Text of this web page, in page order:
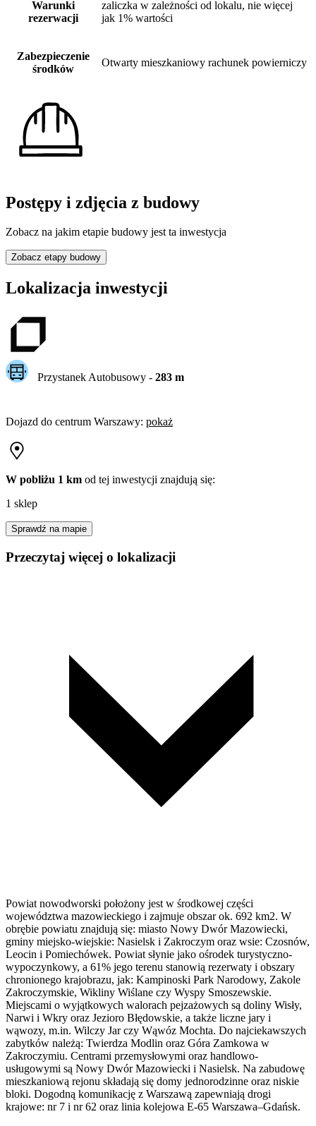
Warunki
rezerwacji
zaliczka w zależności od lokalu, nie więcej
jak 1% wartości
Zabezpieczenie
środków
Otwarty mieszkaniowy rachunek powierniczy
Postępy i zdjęcia z budowy
Zobacz na jakim etapie budowy jest ta inwestycja
Zobacz etapy budowy
Lokalizacja inwestycji
Przystanek Autobusowy - 283m
Dojazd do centrum Warszawy: pokaż
W pobliżu 1 km od tej inwestycji znajdują się:
1 sklep
Sprawdź na mapie
Przeczytaj więcej o lokalizacji
Powiat nowodworski położony jest w środkowej części
województwa mazowieckiego i zajmuje obszar ok. 692 km2. W
obrębie powiatu znajdują się: miasto Nowy Dwór Mazowiecki,
gminy miejsko-wiejskie: Nasielsk i Zakroczym oraz wsie: Czosnów,
Leocin i Pomiechówek. Powiat słynie jako ośrodek turystyczno-
wypoczynkowy, a 61% jego terenu stanowią rezerwaty i obszary
chronionego krajobrazu, jak: Kampinoski Park Narodowy, Zakole
Zakroczymskie, Wikliny Wiślane czy Wyspy Smoszewskie.
Miejscami o wyjątkowych walorach pejzażowych są doliny Wisły,
Narwi i Wkry oraz Jezioro Błędowskie, a także liczne jary i
wąwozy, m.in. Wilczy Jar czy Wąwóz Mochta. Do najciekawszych
zabytków należą: Twierdza Modlin oraz Góra Zamkowa w
Zakroczymiu. Centrami przemysłowymi oraz handlowo-
usługowymi są Nowy Dwór Mazowiecki i Nasielsk. Na zabudowę
mieszkaniową rejonu składają się domy jednorodzinne oraz niskie
bloki. Dogodną komunikację z Warszawą zapewniają drogi
krajowe: nr 7 i nr 62 oraz linia kolejowa E-65 Warszawa–Gdańsk.